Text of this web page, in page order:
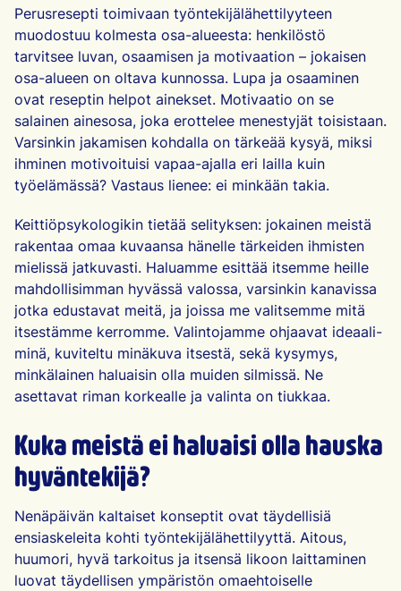
Perusresepti toimivaan työntekijälähettilyyteen
muodostuu kolmesta osa-alueesta: henkilöstö
tarvitsee luvan, osaamisen ja motivaation – jokaisen
osa-alueen on oltava kunnossa. Lupa ja osaaminen
ovat reseptin helpot ainekset. Motivaatio on se
salainen ainesosa, joka erottelee menestyjät toisistaan.
Varsinkin jakamisen kohdalla on tärkeää kysyä, miksi
ihminen motivoituisi vapaa-ajalla eri lailla kuin
työelämässä? Vastaus lienee: ei minkään takia.
Keittiöpsykologikin tietää selityksen: jokainen meistä
rakentaa omaa kuvaansa hänelle tärkeiden ihmisten
mielissä jatkuvasti. Haluamme esittää itsemme heille
mahdollisimman hyvässä valossa, varsinkin kanavissa
jotka edustavat meitä, ja joissa me valitsemme mitä
itsestämme kerromme. Valintojamme ohjaavat ideaali-
minä, kuviteltu minäkuva itsestä, sekä kysymys,
minkälainen haluaisin olla muiden silmissä. Ne
asettavat riman korkealle ja valinta on tiukkaa.
Kuka meistä ei haluaisi olla hauska
hyväntekijä?
Nenäpäivän kaltaiset konseptit ovat täydellisiä
ensiaskeleita kohti työntekijälähettilyyttä. Aitous,
huumori, hyvä tarkoitus ja itsensä likoon laittaminen
luovat täydellisen ympäristön omaehtoiselle